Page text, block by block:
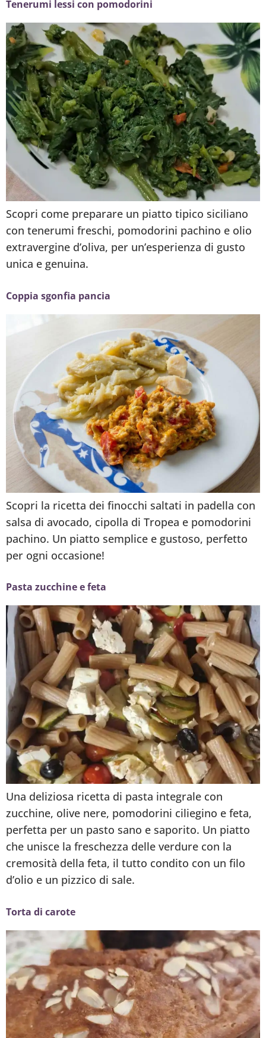
Tenerumi lessi con pomodorini
Scopri come preparare un piatto tipico siciliano
con tenerumi freschi, pomodorini pachino e olio
extravergine d’oliva, per un’esperienza di gusto
unica e genuina.
Coppia sgonfia pancia
Scopri la ricetta dei finocchi saltati in padella con
salsa di avocado, cipolla di Tropea e pomodorini
pachino. Un piatto semplice e gustoso, perfetto
per ogni occasione!
Pasta zucchine e feta
Una deliziosa ricetta di pasta integrale con
zucchine, olive nere, pomodorini ciliegino e feta,
perfetta per un pasto sano e saporito. Un piatto
che unisce la freschezza delle verdure con la
cremosità della feta, il tutto condito con un filo
d’olio e un pizzico di sale.
Torta di carote